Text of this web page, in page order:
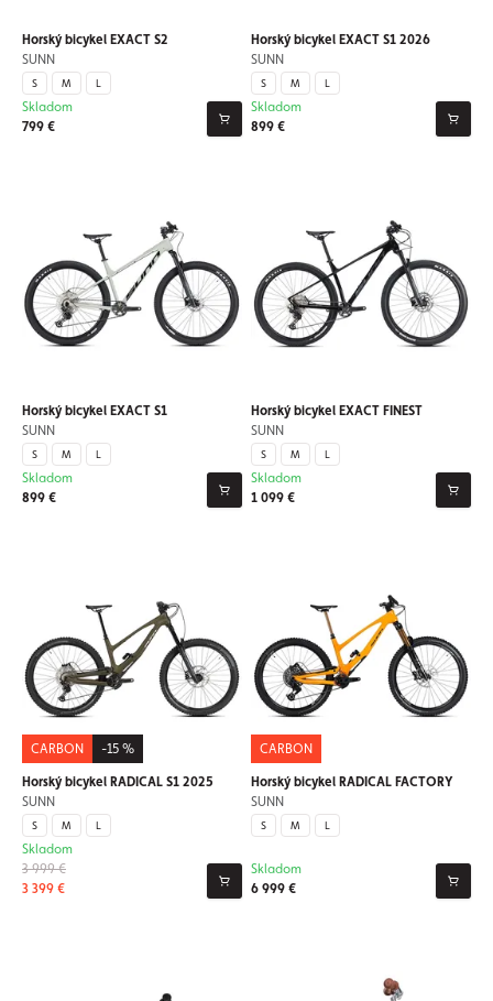
Horský bicykel EXACT S2
SUNN
S M L
799 €
Skladom
Horský bicykel EXACT S1 2026
SUNN
S M L
899 €
Skladom
Horský bicykel EXACT S1
SUNN
S M L
899 €
Skladom
Horský bicykel EXACT FINEST
SUNN
S M L
1 099 €
Skladom
CARBON -15 %
Horský bicykel RADICAL S1 2025
SUNN
S M L
3 999 €
3 399 €
Skladom
CARBON
Horský bicykel RADICAL FACTORY
SUNN
S M L
6 999 €
Skladom